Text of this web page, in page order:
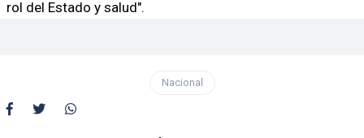
rol del Estado y salud".
Nacional